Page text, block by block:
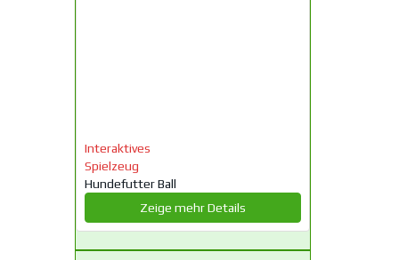
Interaktives
Spielzeug
Hundefutter Ball
Zeige mehr Details